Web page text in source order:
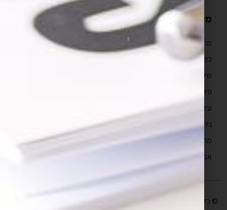
מידע נוסף
מהם טווחי המחיר של פיתוח אפליקציה?
כמה זמן לוקח לבנות אפליקציה?
שלבים בפיתוח אפליקציה
פיתוח מובייל
עיצוב חווית משתמש
ניהול פרויקטים תוכנה
מה זה UX?
אפיון אפליקציות
© כל הזכויות שמורות לבעלי האתר | עיצוב ופיתוח אתר